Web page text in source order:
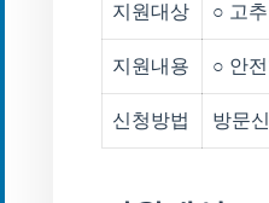
지원대상 ○ 고
지원내용 ○ 안
신청방법 방문